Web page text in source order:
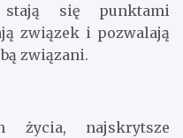
się punktami
związek i pozwalają
związani.
życia, najskrytsze